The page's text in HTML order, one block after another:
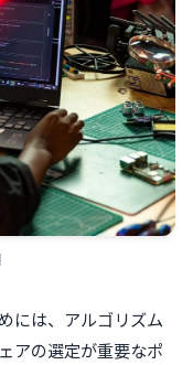
には、アルゴリズム
アの選定が重要なポ